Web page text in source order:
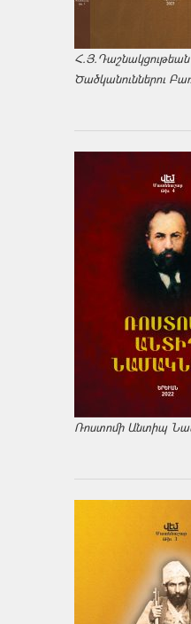
Հ.Յ.Դաշնակցութեան
Ծածկանուններու
Ռոստոմի Անտիպ